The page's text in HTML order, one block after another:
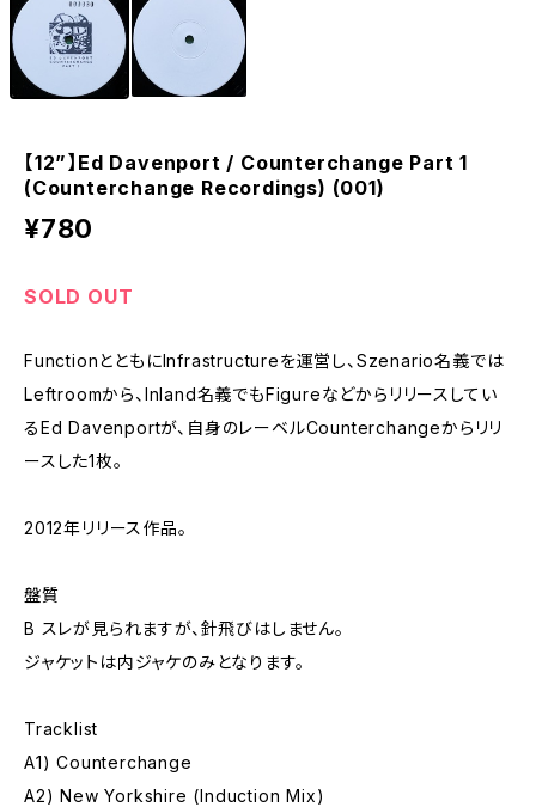
【12”】Ed Davenport / Counterchange Part 1
(Counterchange Recordings) (001)
¥780
SOLD OUT
FunctionとともにInfrastructureを運営し、Szenario名義では
Leftroomから、Inland名義でもFigureなどからリリースしてい
るEd Davenportが、自身のレーベルCounterchangeからリリ
ースした1枚。
2012年リリース作品。
盤質
B スレが見られますが、針飛びはしません。
ジャケットは内ジャケのみとなります。
Tracklist
A1) Counterchange
A2) New Yorkshire (Induction Mix)